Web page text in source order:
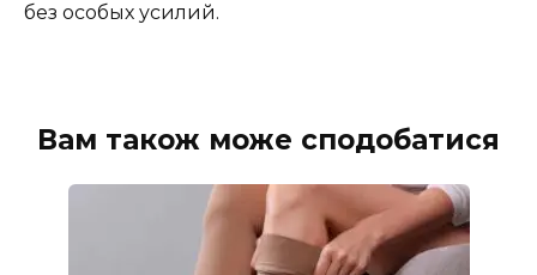
без особых усилий.
Вам також може сподобатися